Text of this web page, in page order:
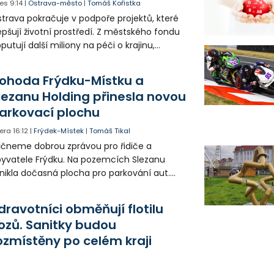
9:14 | Ostrava-město |Tomáš Kořistka
pokračuje v podpoře projektů, které
životní prostředí. Z městského fondu
další miliony na péči o krajinu,
Frýdku-Místku a
Holding přinesla novou
plochu
16:12 |Frýdek-Místek |Tomáš Tikal
dobrou zprávou pro řidiče a
Frýdku. Na pozemcích Slezanu
dočasná plocha pro parkování aut.
obměňují flotilu
Sanitky budou
po celém kraji